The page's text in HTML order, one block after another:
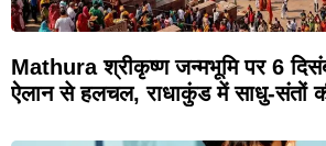
Mathura श्रीकृष्ण जन्मभूमि पर 6
ऐलान से हलचल, राधाकुंड में साधु-संतों